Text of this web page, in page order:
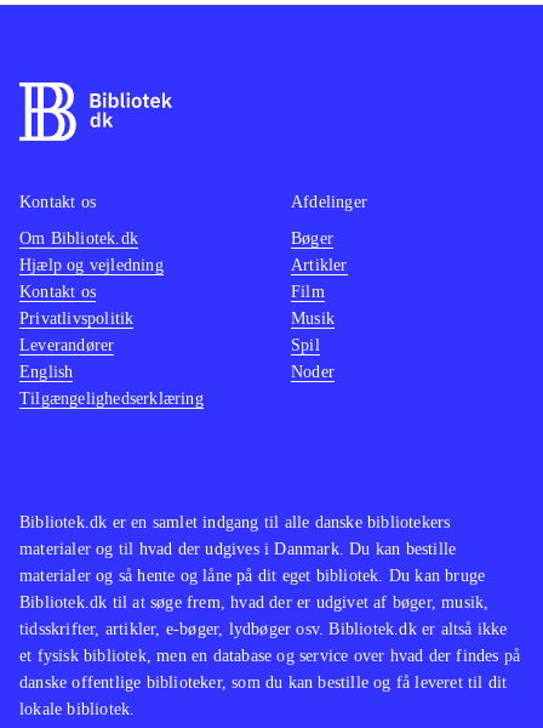
Bibliotek.dk er en samlet indgang til alle danske bibliotekers
materialer og til hvad der udgives i Danmark. Du kan bestille
materialer og så hente og låne på dit eget bibliotek. Du kan bruge
Bibliotek.dk til at søge frem, hvad der er udgivet af bøger, musik,
tidsskrifter, artikler, e-bøger, lydbøger osv. Bibliotek.dk er altså ikke
et fysisk bibliotek, men en database og service over hvad der findes på
danske offentlige biblioteker, som du kan bestille og få leveret til dit
lokale bibliotek.
Kontakt os
Om Bibliotek.dk
Hjælp og vejledning
Kontakt os
Privatlivspolitik
Leverandører
English
Tilgængelighedserklæring
Afdelinger
Bøger
Artikler
Film
Musik
Spil
Noder